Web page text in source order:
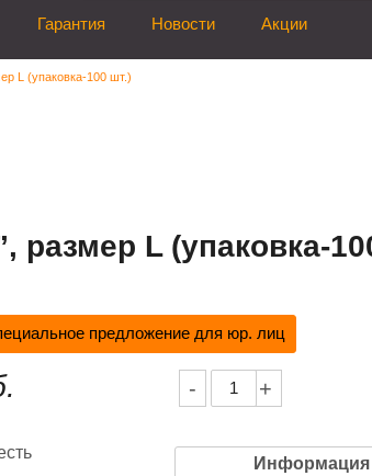
Гарантия Новости Акции
L (упаковка-100 шт.)
размер L (упаковка-
предложение для юр. лиц
- +
Информация